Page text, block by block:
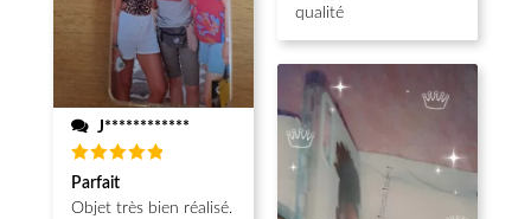
J************
Note5
sur 5
Parfait
Objet très bien réalisé.
qualité